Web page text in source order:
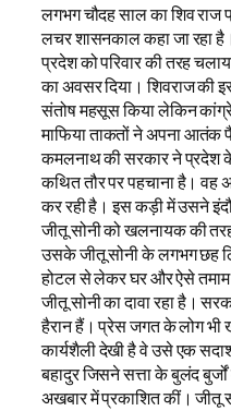
लगभग चौदह साल का शिव राज
लचर शासनकाल कहा जा रहा
प्रदेश को परिवार की तरह
का अवसर दिया। शिवराज की
संतोष महसूस किया लेकिन
माफिया ताकतों ने अपना आतंक
कमलनाथ की सरकार ने प्रदेश
कथित तौर पर पहचाना है। वह
कर रही है। इस कड़ी में उसने
जीतू सोनी को खलनायक की
उसके जीतू सोनी के लगभग छह
होटल से लेकर घर और ऐसे तमाम
जीतू सोनी का दावा रहा है।
हैरान हैं। प्रेस जगत के लोग भी
कार्यशैली देखी है वे उसे एक
बहादुर जिसने सत्ता के बुलंद
अखबार में प्रकाशित कीं। जीतू